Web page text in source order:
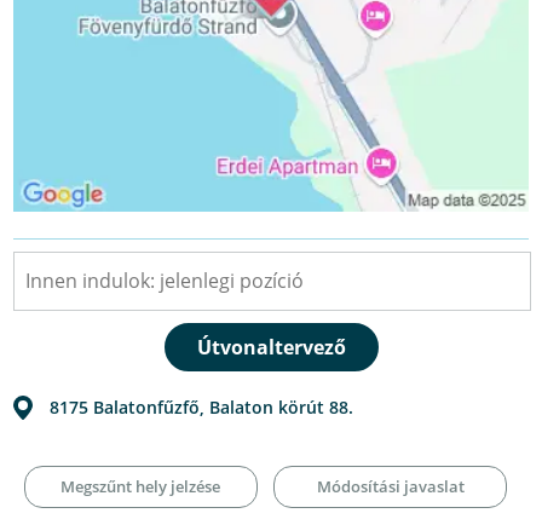
8175 Balatonfűzfő, Balaton körút 88.
Megszűnt hely jelzése Módosítási javaslat